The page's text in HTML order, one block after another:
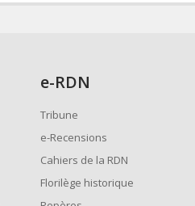
e-RDN
Tribune
e-Recensions
Cahiers de la RDN
Florilège historique